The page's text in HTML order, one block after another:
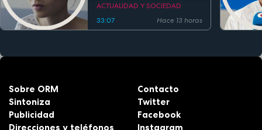
ACTUALIDAD Y SOCIEDAD
33:07
Hace 13 horas
Sobre ORM
Sintoniza
Publicidad
Direcciones y teléfonos
Contacto
Twitter
Facebook
Instagram